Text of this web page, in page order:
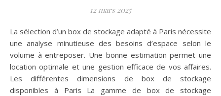
12 mars 2025
La sélection d’un box de stockage adapté à Paris nécessite
une analyse minutieuse des besoins d’espace selon le
volume à entreposer. Une bonne estimation permet une
location optimale et une gestion efficace de vos affaires.
Les différentes dimensions de box de stockage
disponibles à Paris La gamme de box de stockage